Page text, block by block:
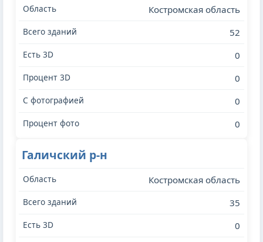
Костромская область
52
0
0
0
0
Галичский р-н
Костромская область
35
0